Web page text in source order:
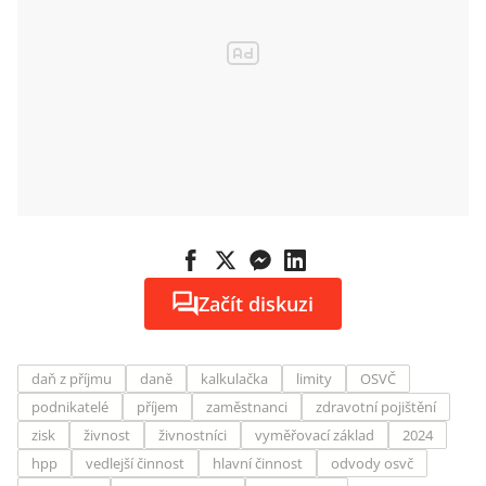
Začít diskuzi
daň z příjmu daně kalkulačka limity
OSVČ
podnikatelé
příjem zaměstnanci
zdravotní pojištění
zisk
živnost živnostníci vyměřovací základ
2024
hpp
vedlejší činnost hlavní činnost
odvody osvč